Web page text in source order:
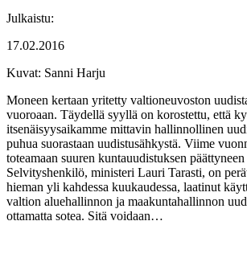
Julkaistu:
17.02.2016
Kuvat: Sanni Harju
Moneen kertaan yritetty valtioneuvoston
vuoroaan. Täydellä syyllä on korostettu, että
itsenäisyysaikamme mittavin hallinnollinen
puhua suorastaan uudistusähkystä. Viime
toteamaan suuren kuntauudistuksen
Selvityshenkilö, ministeri Lauri Tarasti, on
hieman yli kahdessa kuukaudessa, laatinut
valtion aluehallinnon ja maakuntahallinnon
ottamatta sotea. Sitä voidaan…